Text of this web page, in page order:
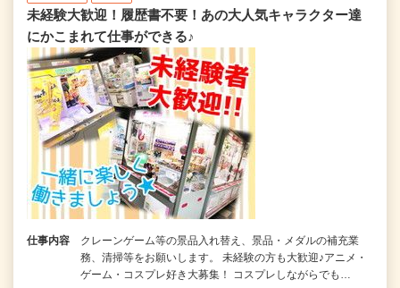
未経験大歓迎！履歴書不要！あの大人気キャラクター達
にかこまれて仕事ができる♪
仕事内容
クレーンゲーム等の景品入れ替え、景品・メダルの補充業
務、清掃等をお願いします。 未経験の方も大歓迎♪アニメ・
ゲーム・コスプレ好き大募集！ コスプレしながらでも…